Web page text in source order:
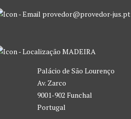
provedor@provedor-jus.pt
MADEIRA
Palácio de São Lourenço
Av. Zarco
9001-902 Funchal
Portugal